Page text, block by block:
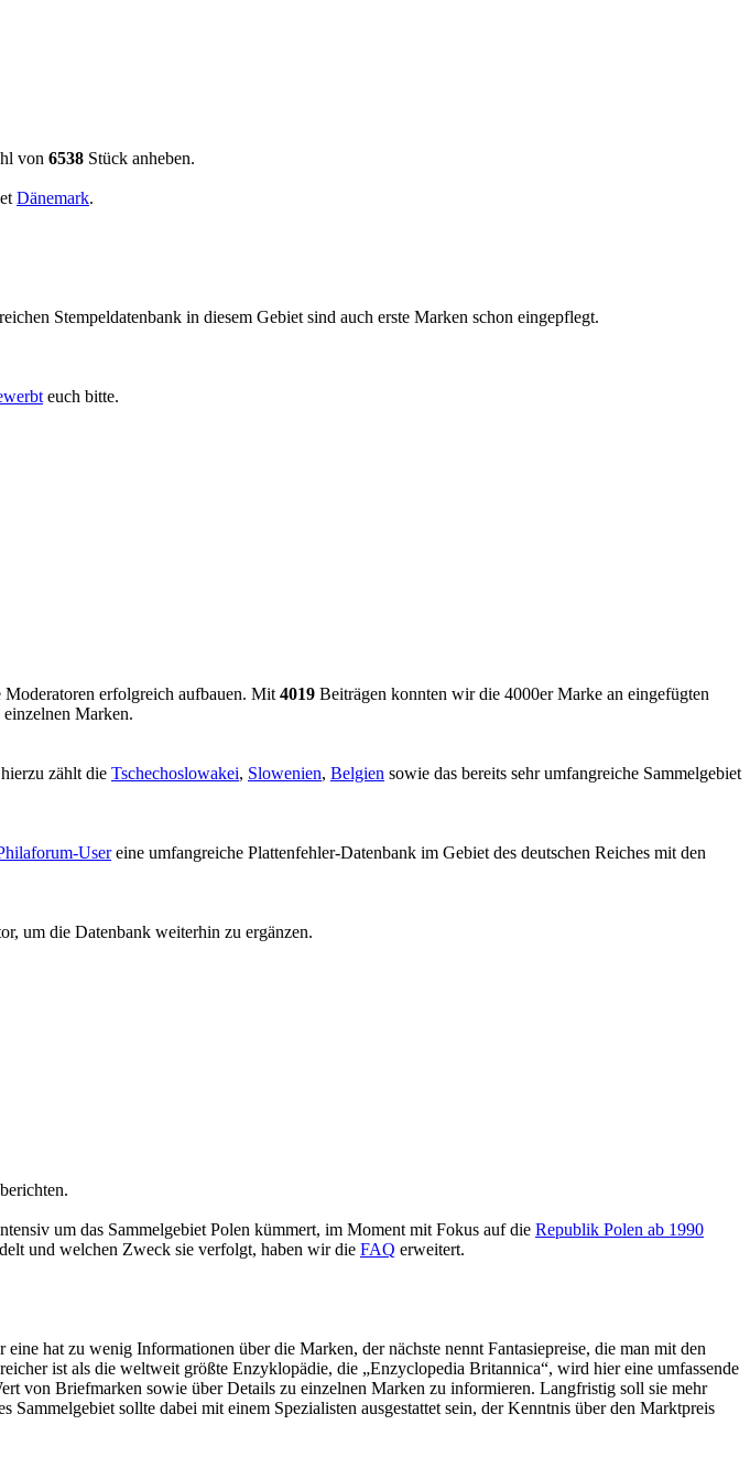
von 6538 Stück anheben.
Dänemark.
Stempeldatenbank in diesem Gebiet sind auch erste Marken schon eingepflegt.
euch bitte.
erfolgreich aufbauen. Mit 4019 Beiträgen konnten wir die 4000er Marke an eingefügten
Marken.
zählt die Tschechoslowakei, Slowenien, Belgien sowie das bereits sehr umfangreiche Sammelgebiet
Usereine umfangreiche Plattenfehler-Datenbank im Gebiet des deutschen Reiches mit den
um die Datenbank weiterhin zu ergänzen.
um das Sammelgebiet Polen kümmert, im Moment mit Fokus auf die Republik Polen ab 1990
und welchen Zweck sie verfolgt, haben wir die FAQ erweitert.
hat zu wenig Informationen über die Marken, der nächste nennt Fantasiepreise, die man mit den
ist als die weltweit größte Enzyklopädie, die „Enzyclopedia Britannica“, wird hier eine umfassende
von Briefmarken sowie über Details zu einzelnen Marken zu informieren. Langfristig soll sie mehr
sollte dabei mit einem Spezialisten ausgestattet sein, der Kenntnis über den Marktpreis